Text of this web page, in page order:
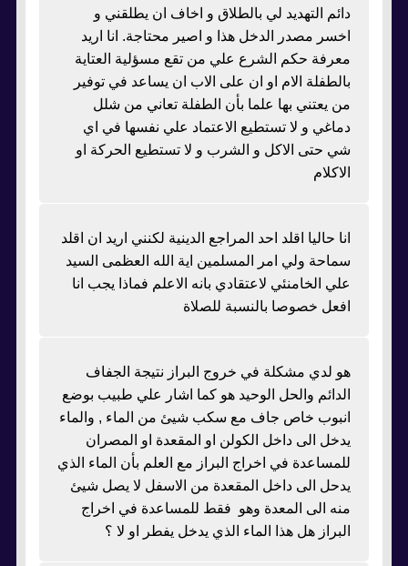
دائم التهديد لي بالطلاق و اخاف ان يطلقني و
اخسر مصدر الدخل هذا و اصير محتاجة. انا اريد
معرفة حكم الشرع علي من تقع مسؤلية العتاية
بالطفلة الام او ان على الاب ان يساعد في توفير
من يعتني بها علما بأن الطفلة تعاني من شلل
دماغي و لا تستطيع الاعتماد علي نفسها في اي
شي حتى الاكل و الشرب و لا تستطيع الحركة او
الاكلام
انا حاليا اقلد احد المراجع الدينية لكنني اريد ان اقلد
سماحة ولي امر المسلمين اية الله العظمى السيد
علي الخامنئي لاعتقادي بانه الاعلم فماذا يجب انا
افعل خصوصا بالنسبة للصلاة
هو لدي مشكلة في خروج البراز نتيجة الجفاف
الدائم والحل الوحيد هو كما اشار علي طبيب بوضع
انبوب خاص جاف مع سكب شيئ من الماء , والماء
يدخل الى داخل الكولن او المقعدة او المصران
للمساعدة في اخراج البراز مع العلم بأن الماء الذي
يدحل الى داخل المقعدة من الاسفل لا يصل شيئ
منه الى المعدة وهو فقط للمساعدة في اخراج
البراز هل هذا الماء الذي يدخل يفطر او لا ؟